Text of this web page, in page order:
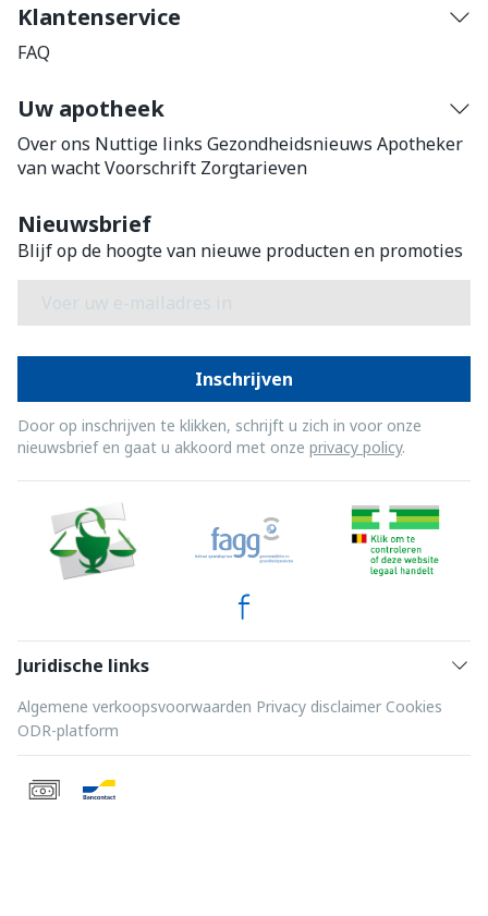
Klantenservice
FAQ
Uw apotheek
Over ons Nuttige links Gezondheidsnieuws Apotheker
van wachtVoorschrift Zorgtarieven
Nieuwsbrief
Blijf op de hoogte van nieuwe producten en promoties
Inschrijven
Door op inschrijven te klikken, schrijft u zich in voor onze
nieuwsbrief en gaat u akkoord met onze privacy policy.
Juridische links
Algemene verkoopsvoorwaarden Privacy disclaimer Cookies
ODR-platform